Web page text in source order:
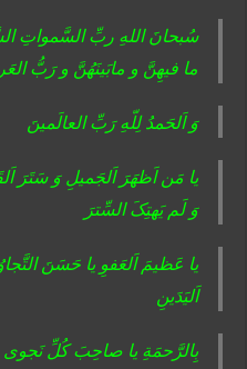
سُبحانَ اللهِ ربِّ السَّمواتِ
ما فیهِنَّ و مابَینَهُنَّ و رَبُّ
وَ اَلحَمدُ لِلّهِ رَبِّ العالَمینَ
یا مَن اَظهَرَ اَلجَمیلِ وَ سَتَرَ
وَ لَم یَهتِکَ السِّترَ
یا عَظیمَ اَلعَفوِ یا حَسَنَ
اَلیَدَینِ
بِالرَّحمَةِ یا صاحِبَ کُلِّ نَجوی